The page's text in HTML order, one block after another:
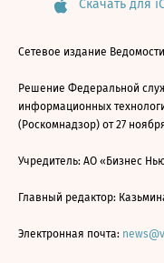
Скачать для
Сетевое издание
Решение Федеральной
информационных
(Роскомнадзор) от 27
Учредитель: АО «Бизнес
Главный редактор:
Электронная почта: